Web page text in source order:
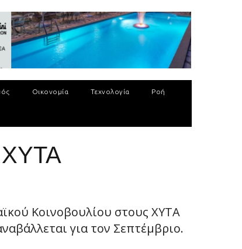
Οικονομία Τεχνολογία Ροή
ΧΥΤΑ
Κοινοβουλίου στους ΧΥΤΑ
για τον Σεπτέμβριο.